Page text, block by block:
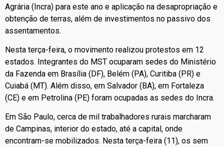
Agrária (Incra) para este ano e aplicação na desapropriação e
obtenção de terras, além de investimentos no passivo dos
assentamentos.
Nesta terça-feira, o movimento realizou protestos em 12
estados. Integrantes do MST ocuparam sedes do Ministério
da Fazenda em Brasília (DF), Belém (PA), Curitiba (PR) e
Cuiabá (MT). Além disso, em Salvador (BA), em Fortaleza
(CE) e em Petrolina (PE) foram ocupadas as sedes do Incra.
Em São Paulo, cerca de mil trabalhadores rurais marcharam
de Campinas, interior do estado, até a capital, onde
encontram-se mobilizados. Nesta terça-feira (11), os sem